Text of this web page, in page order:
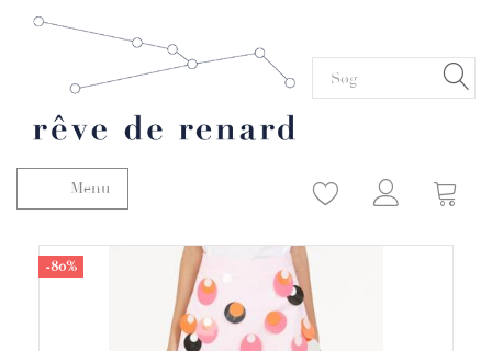
Skifte navigation
Menu
-80%